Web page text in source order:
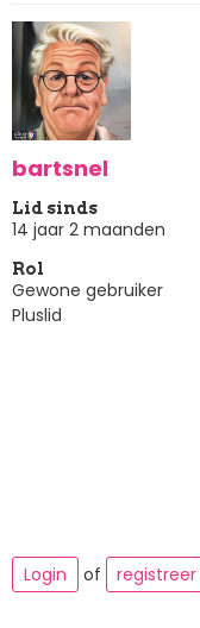
bartsnel
Lid sinds
14 jaar 2 maanden
Rol
Gewone gebruiker
Pluslid
Login of registreer